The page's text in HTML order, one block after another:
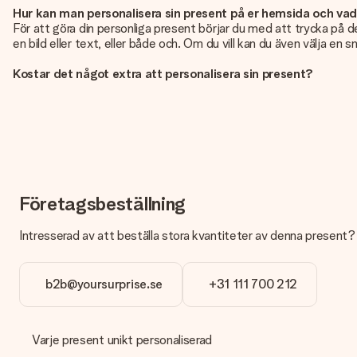
Hur kan man personalisera sin present på er hemsida och
För att göra din personliga present börjar du med att trycka på
en bild eller text, eller både och. Om du vill kan du även välja en
Kostar det något extra att personalisera sin present?
Vi vill vara säkra på att du är helt nöjd med din gåva. Därför är
foto tillsammans med den gåva du är intresserad av att
Du kan ladda upp filer i JPG och PNG-format. Är detta för
perfekta presenten!
Vad händer om färgen eller produkten jag vill ha inte är
Hur kan jag lägga till ett gåvokort till min present? / Vad är
Genom att klicka på "Gratis kort" i din varukorg kan du lägga
Är min present inslagen?
Företagsbeställning
Intresserad av att beställa stora kvantiteter av denna
b2b@yoursurprise.se +31 111 700 212
Varje present unikt personaliserad